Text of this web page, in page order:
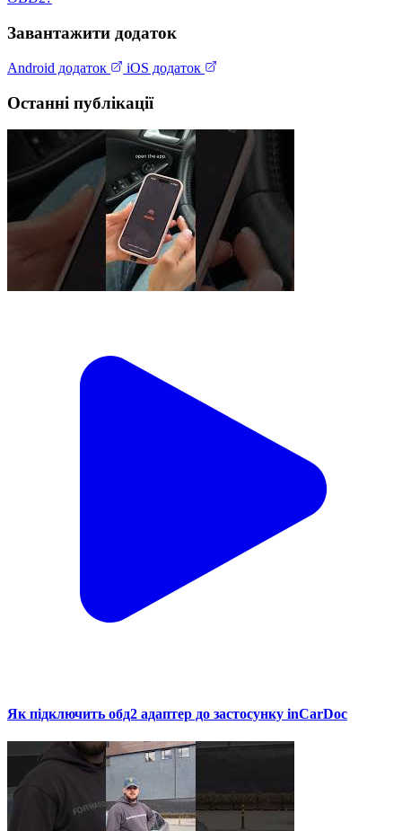
Завантажити додаток
Android додаток iOS додаток
Останні публікації
Як підключить обд2 адаптер до застосунку inCarDoc